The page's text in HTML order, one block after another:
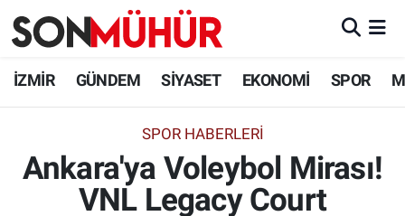
İZMİR GÜNDEM SİYASET EKONOMİ SPOR
SPOR HABERLERI
Ankara'ya Voleybol Mirası!
VNL Legacy Court
İzmir Nöbetçi Eczaneler
İzmir Namaz Vakitleri
İzmir Trafik Yoğunluk Haritası